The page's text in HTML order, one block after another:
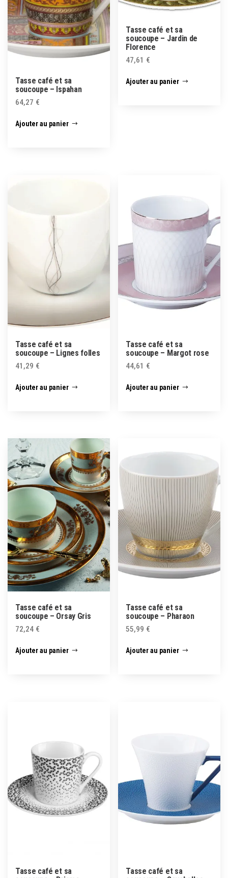
Tasse café et sa
soucoupe – Ispahan
64,27 €
Ajouter au panier
Tasse café et sa
soucoupe – Jardin de
Florence
47,61 €
Ajouter au panier
Tasse café et sa
soucoupe – Lignes folles
41,29 €
Ajouter au panier
Tasse café et sa
soucoupe – Margot rose
44,61 €
Ajouter au panier
Tasse café et sa
soucoupe – Orsay Gris
72,24 €
Ajouter au panier
Tasse café et sa
soucoupe – Pharaon
55,99 €
Ajouter au panier
Tasse café et sa
Tasse café et sa